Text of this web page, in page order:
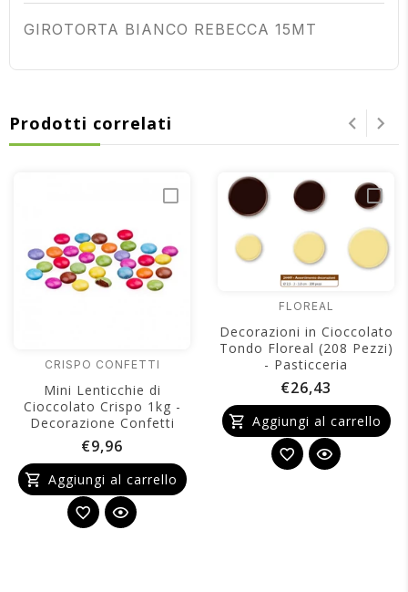
GIROTORTA BIANCO REBECCA 15MT
Prodotti correlati
CRISPO CONFETTI
Mini Lenticchie di
Cioccolato Crispo 1kg -
Decorazione Confetti
€9,96
Aggiungi al carrello
FLOREAL
Decorazioni in Cioccolato
Tondo Floreal (208 Pezzi)
- Pasticceria
€26,43
Aggiungi al carrello